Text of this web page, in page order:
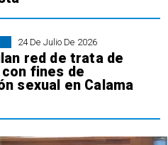
24 De Julio De 2026
red de trata de
fines de
sexual en Calama